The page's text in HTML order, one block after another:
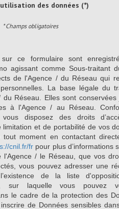
des données (*)
* Champs obligatoires
sur ce formulaire sont
agissant comme Sous-traitant
de l'Agence / du Réseau qui
La base légale du
Réseau. Elles sont
à l'Agence / au Réseau.
disposez des droits
limitation et de portabilité de vos
moment en contactant
cnil.fr/fr pour plus d’informations
l'Agence / le Réseau, que vos
vous pouvez adresser une
de la liste
sur laquelle vous pouvez
le cadre de la protection des
de Données sensibles